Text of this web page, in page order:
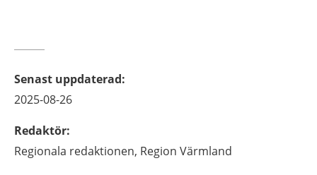
Senast uppdaterad:
2025-08-26
Redaktör:
Regionala redaktionen, Region Värmland